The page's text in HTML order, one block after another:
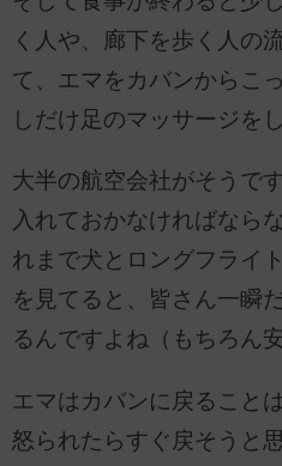
く人や、廊下を歩く人の
て、エマをカバンからこ
しだけ足のマッサージを
大半の航空会社がそうで
入れておかなければなら
れまで犬とロングフライ
を見てると、皆さん一瞬
るんですよね（もちろん
エマはカバンに戻ること
怒られたらすぐ戻そうと